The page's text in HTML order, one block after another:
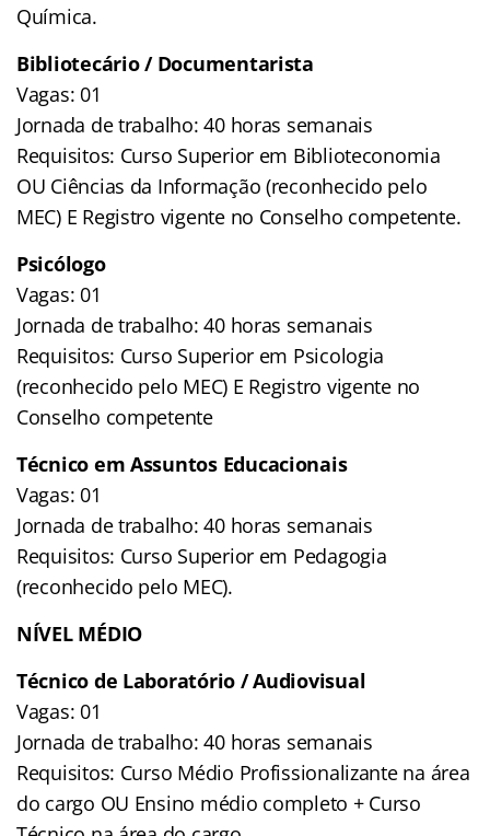
Química.
Bibliotecário / Documentarista
Vagas: 01
Jornada de trabalho: 40 horas semanais
Requisitos: Curso Superior em Biblioteconomia
OU Ciências da Informação (reconhecido pelo
MEC) E Registro vigente no Conselho competente.
Psicólogo
Vagas: 01
Jornada de trabalho: 40 horas semanais
Requisitos: Curso Superior em Psicologia
(reconhecido pelo MEC) E Registro vigente no
Conselho competente
Técnico em Assuntos Educacionais
Vagas: 01
Jornada de trabalho: 40 horas semanais
Requisitos: Curso Superior em Pedagogia
(reconhecido pelo MEC).
NÍVEL MÉDIO
Técnico de Laboratório / Audiovisual
Vagas: 01
Jornada de trabalho: 40 horas semanais
Requisitos: Curso Médio Profissionalizante na área
do cargo OU Ensino médio completo + Curso